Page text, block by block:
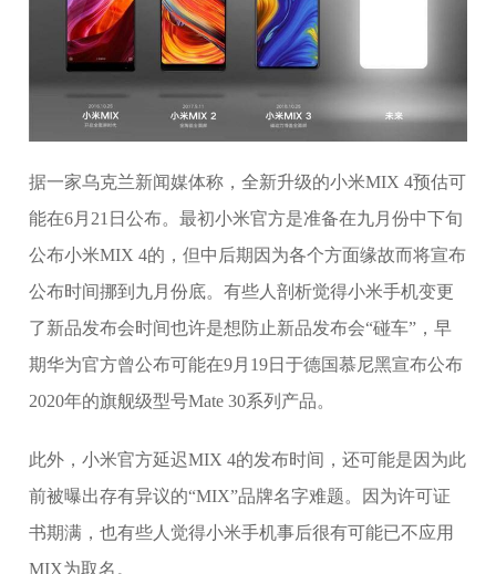
据一家乌克兰新闻媒体称，全新升级的小米MIX 4预估可
能在6月21日公布。最初小米官方是准备在九月份中下旬
公布小米MIX 4的，但中后期因为各个方面缘故而将宣布
公布时间挪到九月份底。有些人剖析觉得小米手机变更
了新品发布会时间也许是想防止新品发布会“碰车”，早
期华为官方曾公布可能在9月19日于德国慕尼黑宣布公布
2020年的旗舰级型号Mate 30系列产品。
此外，小米官方延迟MIX 4的发布时间，还可能是因为此
前被曝出存有异议的“MIX”品牌名字难题。因为许可证
书期满，也有些人觉得小米手机事后很有可能已不应用
MIX为取名。